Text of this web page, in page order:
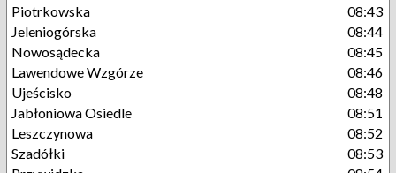
Piotrkowska
08:43
Jeleniogórska
08:44
Nowosądecka
08:45
Lawendowe Wzgórze
08:46
Ujeścisko
08:48
Jabłoniowa Osiedle
08:51
Leszczynowa
08:52
Szadółki
08:53